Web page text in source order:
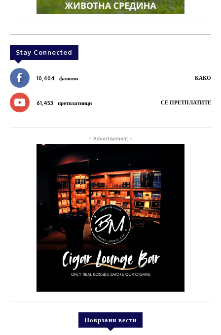
Stay Connected
10,404 фанови КАКО
61,453 претплатници СЕ ПРЕТПЛАТИТЕ
- Advertisement -
Поврзани вести